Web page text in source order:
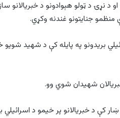
د نړۍ د ټولو هېوادونو د خبریالانو
منظمو جنایتونو غندنه وکړي.
کې د اسرائیلي بریدونو په پایله کې د شهید
د خبریالانو پر خیمو د اسرائیلي